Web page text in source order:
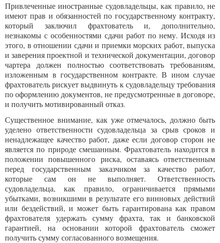
Привлеченные иностранные судовладельцы, как правило, не
имеют прав и обязанностей по государственному контракту,
который заключил фрахтователь и, дополнительно,
незнакомы с особенностями сдачи работ по нему. Исходя из
этого, в отношении сдачи и приемки морских работ, выпуска
и заверения проектной и технической документации, договор
чартера должен полностью соответствовать требованиям,
изложенным в государственном контракте. В ином случае
фрахтователь рискует выдвинуть к судовладельцу требования
по оформлению документов, не предусмотренные в договоре,
и получить мотивированный отказ.
Существенное внимание, как уже отмечалось, должно быть
уделено ответственности судовладельца за срыв сроков и
ненадлежащее качество работ, даже если договор сторон не
является по природе смешанным. Фрахтователь находится в
положении повышенного риска, оставаясь ответственным
перед государственным заказчиком за качество работ,
которые сам он не выполняет. Ответственность
судовладельца, как правило, ограничивается прямыми
убытками, возникшими в результате его винновых действий
или бездействий, и может быть гарантирована как правом
фрахтователя удержать сумму фрахта, так и банковской
гарантией, на основании которой фрахтователь сможет
получить сумму согласованного возмещения.